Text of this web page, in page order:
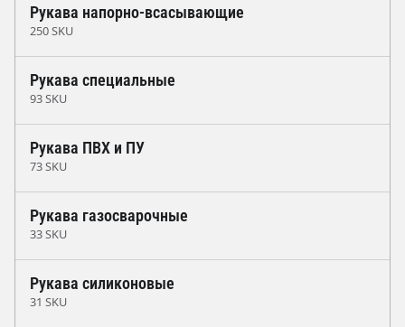
Рукава напорно-всасывающие
250 SKU
Рукава специальные
93 SKU
Рукава ПВХ и ПУ
73 SKU
Рукава газосварочные
33 SKU
Рукава силиконовые
31 SKU